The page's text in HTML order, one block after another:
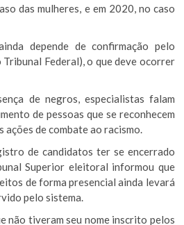
das mulheres, e em 2020, no caso
depende de confirmação pelo
Tribunal Federal), o que deve ocorrer
de negros, especialistas falam
de pessoas que se reconhecem
ações de combate ao racismo.
de candidatos ter se encerrado
Superior eleitoral informou que
de forma presencial ainda levará
pelo sistema.
não tiveram seu nome inscrito pelos